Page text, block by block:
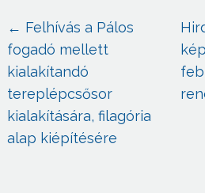
← Felhívás a Pálos
fogadó mellett
kialakítandó
tereplépcsősor
kialakítására, filagória
alap kiépítésére